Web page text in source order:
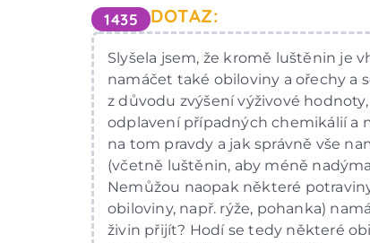
1435 DOTAZ:
Slyšela jsem, že kromě luštěnin je
namáčet také obiloviny a ořechy a
z důvodu zvýšení výživové
odplavení případných chemikálií a
na tom pravdy a jak správně vše
(včetně luštěnin, aby méně
Nemůžou naopak některé
obiloviny, např. rýže, pohanka)
živin přijít? Hodí se tedy některé